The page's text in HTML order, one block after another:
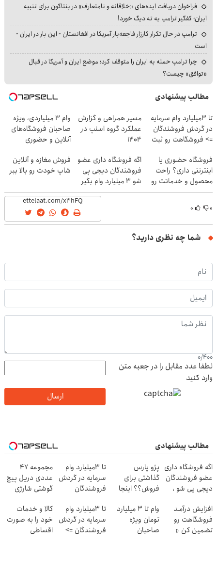
فراخوان دریافت ایده‌های «خلاقانه و نامتعارف» در پنتاگون برای تنبیه
ایران؛ کفگیر ترامپ به ته دیگ خورد!
ترامپ در حال تکرار کارزار فاجعه‌بار آمریکا در افغانستان - این بار در ایران -
است
چرا ترامپ حمله به ایران را متوقف کرد؛ موضع ایران و آمریکا در قبال
«توافق» چیست؟
مطالب پیشنهادی
تا 3میلیارد وام سرمایه
در گردش فروشندگان
=> فروشگاهت رو ثبت
مسیر همراهی و گزارش
عملکرد گروه اسنپ در
۱۴۰۴
وام ۳ میلیاردی، ویژه
صاحبان فروشگاه‌های
آنلاین و حضوری
فروشگاه حضوری یا
اینترنتی داری؟ راحت
محصول و خدماتت رو
بفروش
اگه فروشگاه داری عضو
فروشندگان دیجی پی
شو 3 میلیارد وام بگیر
فروش مغازه و آنلاین
شاپ خودت رو بالا ببر
۰ ۰
شما چه نظری دارید؟
0/400
لطفا عدد مقابل را در جعبه متن
وارد کنید
ارسال
مطالب پیشنهادی
اگه فروشگاه داری
عضو فروشندگان
دیجی پی شو ،
پژو پارس
گذاشتی برای
فروش؟؟ اینجا
تا 3میلیارد وام
سرمایه در گردش
فروشندگان
مجموعه 47
عددی دریل پیچ
گوشتی شارژی
محدود)
افزایش درآمـد
فروشگاهت رو
تضمین کن «
وام تا ۳ میلیارد
تومان ویژه
صاحبان
تا 3میلیارد وام
سرمایه در گردش
فروشندگان =>
کالا و خدمات
خود را به صورت
اقساطی